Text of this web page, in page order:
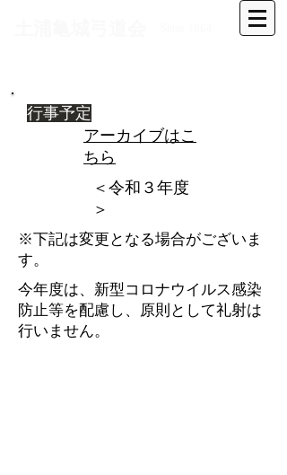
行事予定
​アーカイブはこ
ちら
​＜令和３年度
＞
※下記は変更となる場合がございま
す。
今年度は、新型コロナウイルス感染
防止等を配慮し、原則として礼射は
行いません。